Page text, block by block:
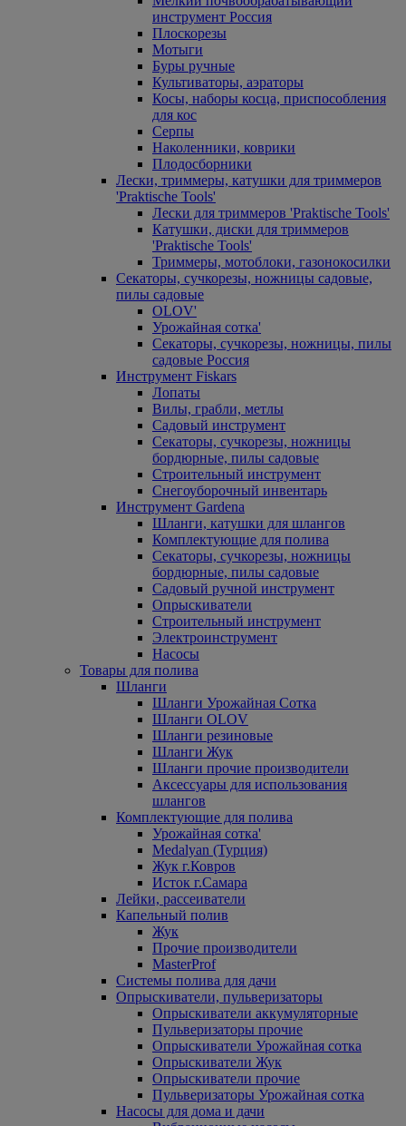
инструмент Россия
Плоскорезы
Мотыги
Буры ручные
Культиваторы, аэраторы
Косы, наборы косца, приспособления
для кос
Серпы
Наколенники, коврики
Плодосборники
Лески, триммеры, катушки для триммеров
'Praktische Tools'
Лески для триммеров 'Praktische Tools'
Катушки, диски для триммеров
'Praktische Tools'
Триммеры, мотоблоки, газонокосилки
Секаторы, сучкорезы, ножницы садовые,
пилы садовые
OLOV'
Урожайная сотка'
Секаторы, сучкорезы, ножницы, пилы
садовые Россия
Инструмент Fiskars
Лопаты
Вилы, грабли, метлы
Садовый инструмент
Секаторы, сучкорезы, ножницы
бордюрные, пилы садовые
Строительный инструмент
Снегоуборочный инвентарь
Инструмент Gardena
Шланги, катушки для шлангов
Комплектующие для полива
Секаторы, сучкорезы, ножницы
бордюрные, пилы садовые
Садовый ручной инструмент
Опрыскиватели
Строительный инструмент
Электроинструмент
Насосы
Товары для полива
Шланги
Шланги Урожайная Сотка
Шланги OLOV
Шланги резиновые
Шланги Жук
Шланги прочие производители
Аксессуары для использования
шлангов
Комплектующие для полива
Урожайная сотка'
Medalyan (Турция)
Жук г.Ковров
Исток г.Самара
Лейки, рассеиватели
Капельный полив
Жук
Прочие производители
MasterProf
Системы полива для дачи
Опрыскиватели, пульверизаторы
Опрыскиватели аккумуляторные
Пульверизаторы прочие
Опрыскиватели Урожайная сотка
Опрыскиватели Жук
Опрыскиватели прочие
Пульверизаторы Урожайная сотка
Насосы для дома и дачи